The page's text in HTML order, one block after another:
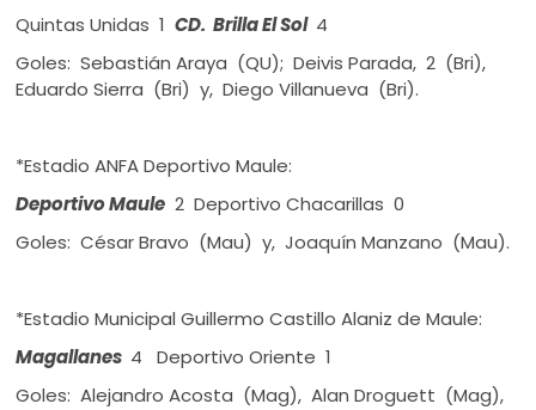
Quintas Unidas 1CD. Brilla El Sol 4
Goles: Sebastián Araya (QU); Deivis Parada, 2 (Bri),
Eduardo Sierra (Bri) y, Diego Villanueva (Bri).
*Estadio ANFA Deportivo Maule:
Deportivo Maule 2 Deportivo Chacarillas 0
Goles: César Bravo (Mau) y, Joaquín Manzano (Mau).
*Estadio Municipal Guillermo Castillo Alaniz de Maule:
Magallanes 4 Deportivo Oriente 1
Goles: Alejandro Acosta (Mag), Alan Droguett (Mag),